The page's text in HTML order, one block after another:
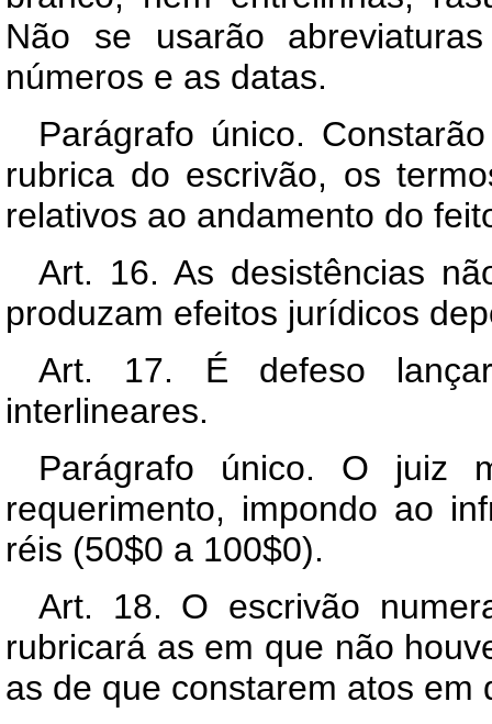
Não se usarão
números e as datas.
Parágrafo único.
rubrica do escrivão, os
relativos ao andamento do
Art. 16. As desistências
produzam efeitos jurídicos
Art. 17. É defeso
interlineares.
Parágrafo único. O juiz
requerimento, impondo ao
réis (50$0 a 100$0).
Art. 18. O escrivão
rubricará as em que não
as de que constarem atos em